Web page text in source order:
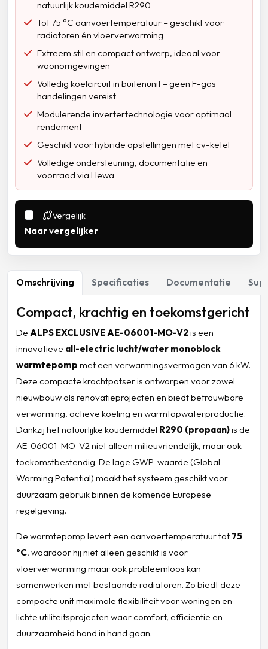
natuurlijk koudemiddel R290
Tot 75 °C aanvoertemperatuur – geschikt voor
radiatoren én vloerverwarming
Extreem stil en compact ontwerp, ideaal voor
woonomgevingen
Volledig koelcircuit in buitenunit – geen F-gas
handelingen vereist
Modulerende invertertechnologie voor optimaal
rendement
Geschikt voor hybride opstellingen met cv-ketel
Volledige ondersteuning, documentatie en
voorraad via Hewa
Vergelijk
Naar vergelijker
Omschrijving Specificaties Documentatie
Compact, krachtig en toekomstgericht
De ALPS EXCLUSIVE AE-06001-MO-V2is een
innovatieve all-electric lucht/water monoblock
warmtepomp met een verwarmingsvermogen van 6 kW.
Deze compacte krachtpatser is ontworpen voor zowel
nieuwbouw als renovatieprojecten en biedt betrouwbare
verwarming, actieve koeling en warmtapwaterproductie.
Dankzij het natuurlijke koudemiddel R290 (propaan)is de
AE-06001-MO-V2 niet alleen milieuvriendelijk, maar ook
toekomstbestendig. De lage GWP-waarde (Global
Warming Potential) maakt het systeem geschikt voor
duurzaam gebruik binnen de komende Europese
regelgeving.
De warmtepomp levert een aanvoertemperatuur tot 75
°C, waardoor hij niet alleen geschikt is voor
vloerverwarming maar ook probleemloos kan
samenwerken met bestaande radiatoren. Zo biedt deze
compacte unit maximale flexibiliteit voor woningen en
lichte utiliteitsprojecten waar comfort, efficiëntie en
duurzaamheid hand in hand gaan.